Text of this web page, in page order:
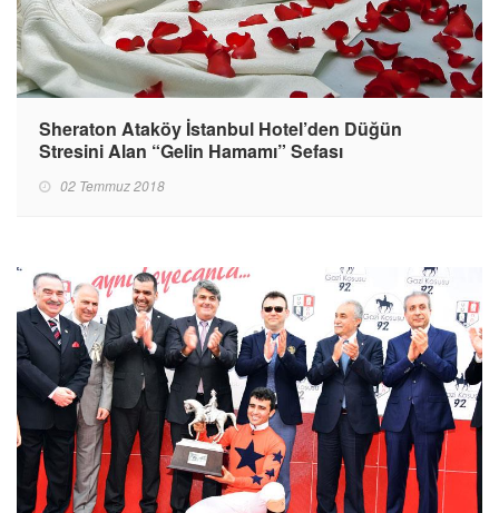
Sheraton Ataköy İstanbul Hotel’den Düğün
Stresini Alan “Gelin Hamamı” Sefası
02 Temmuz 2018